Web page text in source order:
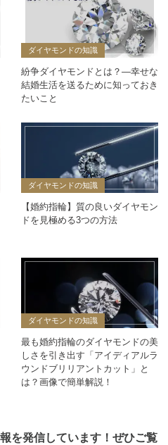
ダイヤモンドの知識
紛争ダイヤモンドとは？―幸せな
結婚生活を送るために知っておき
たいこと
ダイヤモンドの知識
【婚約指輪】質の良いダイヤモン
ドを見極める3つの方法
ダイヤモンドの知識
最も婚約指輪のダイヤモンドの美
しさを引き出す「アイディアルラ
ウンドブリリアントカット」と
は？画像で簡単解説！
を発信しています！ぜひご覧